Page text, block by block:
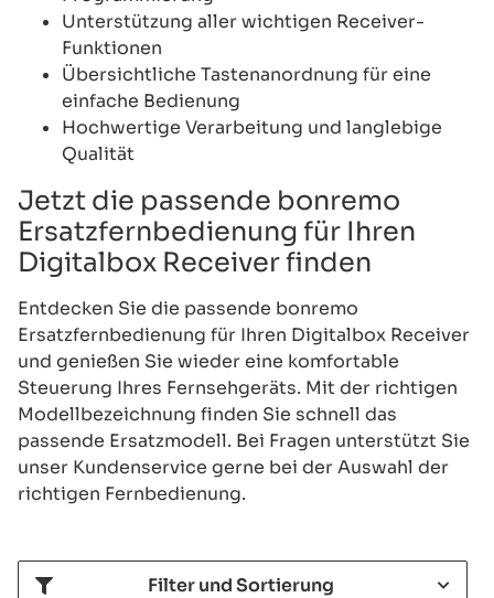
Unterstützung aller wichtigen Receiver-
Funktionen
Übersichtliche Tastenanordnung für eine
einfache Bedienung
Hochwertige Verarbeitung und langlebige
Qualität
Jetzt die passende bonremo
Ersatzfernbedienung für Ihren
Digitalbox Receiver finden
Entdecken Sie die passende bonremo
Ersatzfernbedienung für Ihren Digitalbox Receiver
und genießen Sie wieder eine komfortable
Steuerung Ihres Fernsehgeräts. Mit der richtigen
Modellbezeichnung finden Sie schnell das
passende Ersatzmodell. Bei Fragen unterstützt Sie
unser Kundenservice gerne bei der Auswahl der
richtigen Fernbedienung.
Filter und Sortierung